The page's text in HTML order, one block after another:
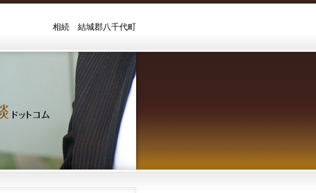
相続 結城郡八千代町